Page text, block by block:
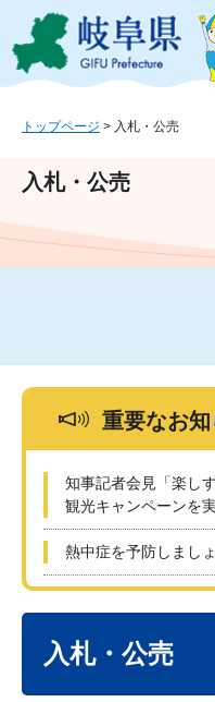
ジ
ュ
文
こ
トップページ > 入札・公売
入札・公売
重要なお
知事記者会見「楽し
観光キャンペーンを
熱中症を予防しまし
入札・公売